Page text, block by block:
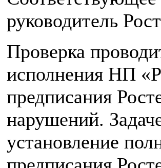
руководитель
Проверка
исполнения НП
предписания
нарушений.
установление